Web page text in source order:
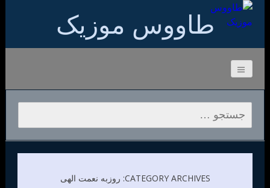
طاووس موزیک
جستجو برای:
CATEGORY ARCHIVES: روزبه نعمت الهی